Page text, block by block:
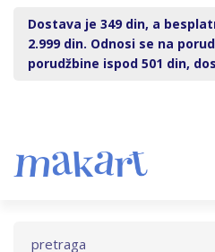
Dostava je 349 din, a
2.999 din. Odnosi se na
porudžbine ispod 501 din,